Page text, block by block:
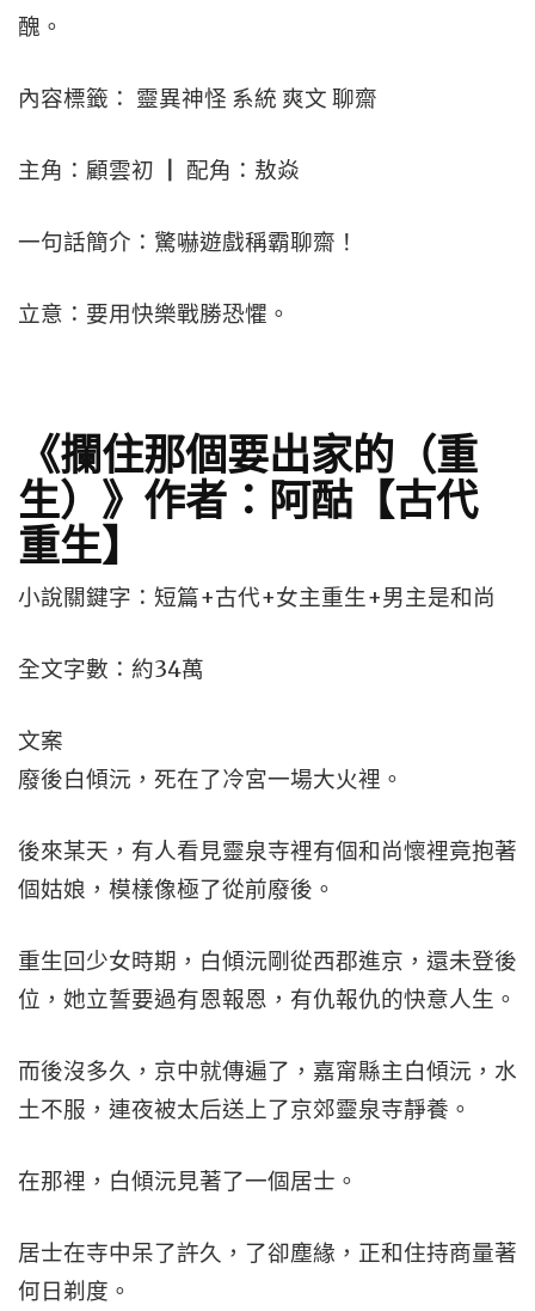
醜。
內容標籤： 靈異神怪 系統 爽文 聊齋
主角：顧雲初 ┃ 配角：敖焱
一句話簡介：驚嚇遊戲稱霸聊齋！
立意：要用快樂戰勝恐懼。
《攔住那個要出家的（重
生）》作者：阿酤【古代
重生】
小說關鍵字：短篇+古代+女主重生+男主是和尚
全文字數：約34萬
文案
廢後白傾沅，死在了冷宮一場大火裡。
後來某天，有人看見靈泉寺裡有個和尚懷裡竟抱著
個姑娘，模樣像極了從前廢後。
重生回少女時期，白傾沅剛從西郡進京，還未登後
位，她立誓要過有恩報恩，有仇報仇的快意人生。
而後沒多久，京中就傳遍了，嘉甯縣主白傾沅，水
土不服，連夜被太后送上了京郊靈泉寺靜養。
在那裡，白傾沅見著了一個居士。
居士在寺中呆了許久，了卻塵緣，正和住持商量著
何日剃度。